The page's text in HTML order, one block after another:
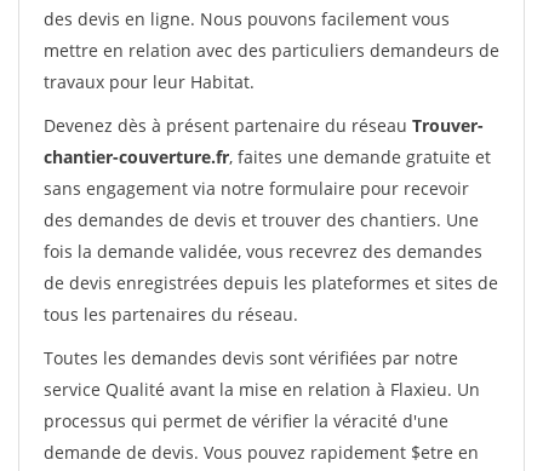
des devis en ligne. Nous pouvons facilement vous
mettre en relation avec des particuliers demandeurs de
travaux pour leur Habitat.
Devenez dès à présent partenaire du réseau Trouver-
chantier-couverture.fr, faites une demande gratuite et
sans engagement via notre formulaire pour recevoir
des demandes de devis et trouver des chantiers. Une
fois la demande validée, vous recevrez des demandes
de devis enregistrées depuis les plateformes et sites de
tous les partenaires du réseau.
Toutes les demandes devis sont vérifiées par notre
service Qualité avant la mise en relation à Flaxieu. Un
processus qui permet de vérifier la véracité d'une
demande de devis. Vous pouvez rapidement $etre en